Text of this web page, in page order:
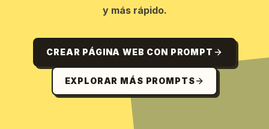
y más rápido.
CREAR PÁGINA WEB CON PROMPT
EXPLORAR MÁS PROMPTS